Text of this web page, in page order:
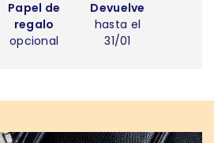
Papel de
regalo
opcional
Devuelve
hasta el
31/01